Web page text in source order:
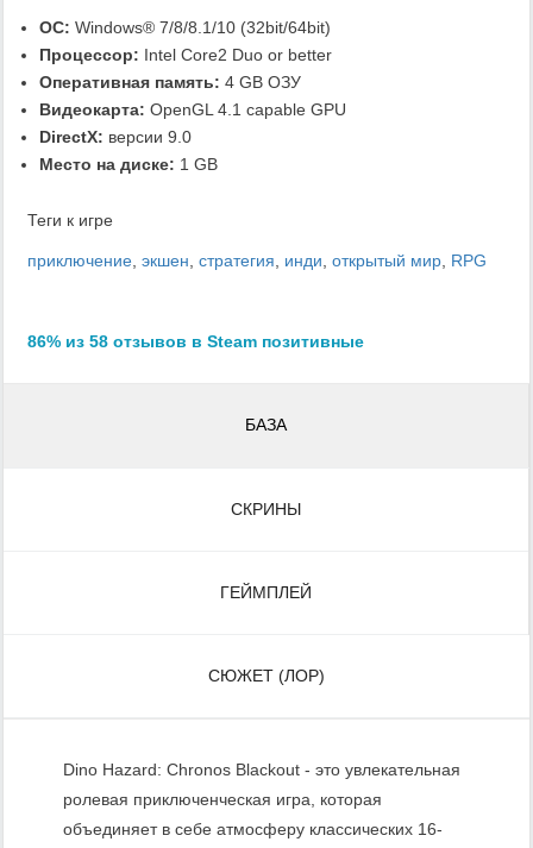
ОС: Windows® 7/8/8.1/10 (32bit/64bit)
Процессор: Intel Core2 Duo or better
Оперативная память: 4 GB ОЗУ
Видеокарта: OpenGL 4.1 capable GPU
DirectX: версии 9.0
Место на диске: 1 GB
Теги к игре
приключение, экшен, стратегия, инди, открытый мир, RPG
86% из 58 отзывов в Steam позитивные
БАЗА
СКРИНЫ
ГЕЙМПЛЕЙ
СЮЖЕТ (ЛОР)
Dino Hazard: Chronos Blackout - это увлекательная
ролевая приключенческая игра, которая
объединяет в себе атмосферу классических 16-